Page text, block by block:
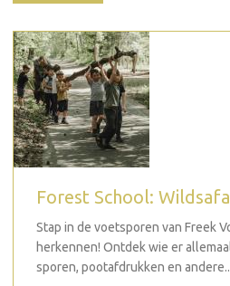
Forest School:
Stap in de voetsporen van Freek
herkennen! Ontdek wie er
sporen, pootafdrukken en